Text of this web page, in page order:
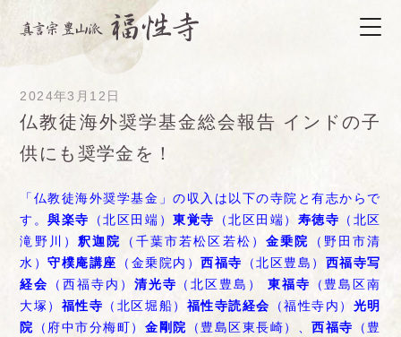
2024年3月12日
仏教徒海外奨学基金総会報告 インドの子
供にも奨学金を！
「仏教徒海外奨学基金」の収入は以下の寺院と有志からで
す。與楽寺 （北区田端）東覚寺 （北区田端） 寿徳寺 （北区
滝野川）釈迦院 （千葉市若松区若松）金乗院 （野田市清
水）守樸庵講座 （金乗院内）西福寺 （北区豊島） 西福寺写
経会
（西福寺内） 清光寺 （北区豊島） 東福寺 （豊島区南
大塚） 福性寺 （北区堀船） 福性寺読経会 （福性寺内） 光明
院 （府中市分梅町）金剛院 （豊島区東長崎）、西福寺
（豊